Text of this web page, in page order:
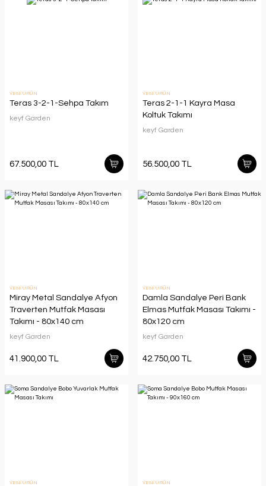
YENİ ÜRÜN
Teras 3-2-1-Sehpa Takım
keyf Garden
67.500,00 TL
YENİ ÜRÜN
Teras 2-1-1 Kayra Masa
Koltuk Takımı
keyf Garden
56.500,00 TL
YENİ ÜRÜN
Miray Metal Sandalye Afyon
Traverten Mutfak Masası
Takımı - 80x140 cm
keyf Garden
41.900,00 TL
YENİ ÜRÜN
Damla Sandalye Peri Bank
Elmas Mutfak Masası Takımı -
80x120 cm
keyf Garden
42.750,00 TL
YENİ ÜRÜN YENİ ÜRÜN